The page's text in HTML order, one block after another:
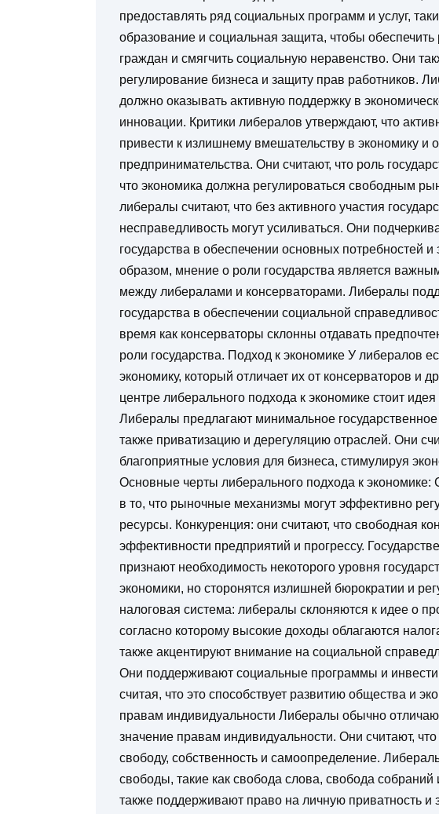
предоставлять ряд социальных программ и услуг,
образование и социальная защита, чтобы
граждан и смягчить социальную неравенство. Они
регулирование бизнеса и защиту прав работников.
должно оказывать активную поддержку в
инновации. Критики либералов утверждают, что
привести к излишнему вмешательству в экономику и
предпринимательства. Они считают, что роль
что экономика должна регулироваться свободным
либералы считают, что без активного участия
несправедливость могут усиливаться. Они
государства в обеспечении основных потребностей
образом, мнение о роли государства является
между либералами и консерваторами. Либералы
государства в обеспечении социальной
время как консерваторы склонны отдавать
роли государства. Подход к экономике У либералов
экономику, который отличает их от консерваторов и
центре либерального подхода к экономике стоит
Либералы предлагают минимальное
также приватизацию и дерегуляцию отраслей. Они
благоприятные условия для бизнеса, стимулируя
Основные черты либерального подхода к
в то, что рыночные механизмы могут эффективно
ресурсы. Конкуренция: они считают, что свободная
эффективности предприятий и прогрессу.
признают необходимость некоторого уровня
экономики, но сторонятся излишней бюрократии и
налоговая система: либералы склоняются к идее о
согласно которому высокие доходы облагаются
также акцентируют внимание на социальной
Они поддерживают социальные программы и
считая, что это способствует развитию общества и
правам индивидуальности Либералы обычно
значение правам индивидуальности. Они считают,
свободу, собственность и самоопределение.
свободы, такие как свобода слова, свобода
также поддерживают право на личную приватность и